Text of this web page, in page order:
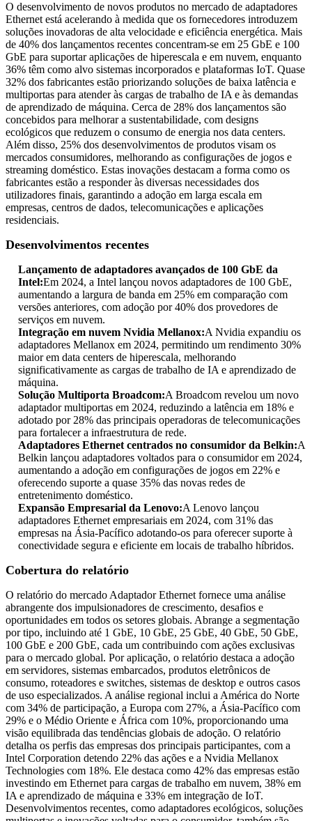
O desenvolvimento de novos produtos no mercado de adaptadores
Ethernet está acelerando à medida que os fornecedores introduzem
soluções inovadoras de alta velocidade e eficiência energética. Mais
de 40% dos lançamentos recentes concentram-se em 25 GbE e 100
GbE para suportar aplicações de hiperescala e em nuvem, enquanto
36% têm como alvo sistemas incorporados e plataformas IoT. Quase
32% dos fabricantes estão priorizando soluções de baixa latência e
multiportas para atender às cargas de trabalho de IA e às demandas
de aprendizado de máquina. Cerca de 28% dos lançamentos são
concebidos para melhorar a sustentabilidade, com designs
ecológicos que reduzem o consumo de energia nos data centers.
Além disso, 25% dos desenvolvimentos de produtos visam os
mercados consumidores, melhorando as configurações de jogos e
streaming doméstico. Estas inovações destacam a forma como os
fabricantes estão a responder às diversas necessidades dos
utilizadores finais, garantindo a adoção em larga escala em
empresas, centros de dados, telecomunicações e aplicações
residenciais.
Desenvolvimentos recentes
Lançamento de adaptadores avançados de 100 GbE da
Intel:Em 2024, a Intel lançou novos adaptadores de 100 GbE,
aumentando a largura de banda em 25% em comparação com
versões anteriores, com adoção por 40% dos provedores de
serviços em nuvem.
Integração em nuvem Nvidia Mellanox:A Nvidia expandiu os
adaptadores Mellanox em 2024, permitindo um rendimento 30%
maior em data centers de hiperescala, melhorando
significativamente as cargas de trabalho de IA e aprendizado de
máquina.
Solução Multiporta Broadcom:A Broadcom revelou um novo
adaptador multiportas em 2024, reduzindo a latência em 18% e
adotado por 28% das principais operadoras de telecomunicações
para fortalecer a infraestrutura de rede.
Adaptadores Ethernet centrados no consumidor da Belkin:A
Belkin lançou adaptadores voltados para o consumidor em 2024,
aumentando a adoção em configurações de jogos em 22% e
oferecendo suporte a quase 35% das novas redes de
entretenimento doméstico.
Expansão Empresarial da Lenovo:A Lenovo lançou
adaptadores Ethernet empresariais em 2024, com 31% das
empresas na Ásia-Pacífico adotando-os para oferecer suporte à
conectividade segura e eficiente em locais de trabalho híbridos.
Cobertura do relatório
O relatório do mercado Adaptador Ethernet fornece uma análise
abrangente dos impulsionadores de crescimento, desafios e
oportunidades em todos os setores globais. Abrange a segmentação
por tipo, incluindo até 1 GbE, 10 GbE, 25 GbE, 40 GbE, 50 GbE,
100 GbE e 200 GbE, cada um contribuindo com ações exclusivas
para o mercado global. Por aplicação, o relatório destaca a adoção
em servidores, sistemas embarcados, produtos eletrônicos de
consumo, roteadores e switches, sistemas de desktop e outros casos
de uso especializados. A análise regional inclui a América do Norte
com 34% de participação, a Europa com 27%, a Ásia-Pacífico com
29% e o Médio Oriente e África com 10%, proporcionando uma
visão equilibrada das tendências globais de adoção. O relatório
detalha os perfis das empresas dos principais participantes, com a
Intel Corporation detendo 22% das ações e a Nvidia Mellanox
Technologies com 18%. Ele destaca como 42% das empresas estão
investindo em Ethernet para cargas de trabalho em nuvem, 38% em
IA e aprendizado de máquina e 33% em integração de IoT.
Desenvolvimentos recentes, como adaptadores ecológicos, soluções